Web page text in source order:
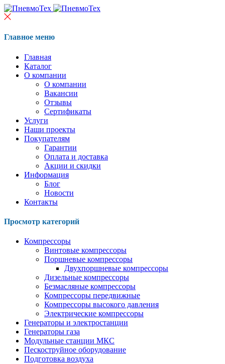
Главное меню
Главная
Каталог
О компании
О компании
Вакансии
Отзывы
Сертификаты
Услуги
Наши проекты
Покупателям
Гарантии
Оплата и доставка
Акции и скидки
Информация
Блог
Новости
Контакты
Просмотр категорий
Компрессоры
Винтовые компрессоры
Поршневые компрессоры
Двухпоршневые компрессоры
Дизельные компрессоры
Безмасляные компрессоры
Компрессоры передвижные
Компрессоры высокого давления
Электрические компрессоры
Генераторы и электростанции
Генераторы газа
Модульные станции МКС
Пескоструйное оборудование
Подготовка воздуха